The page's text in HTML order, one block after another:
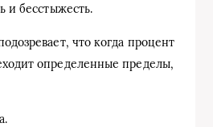
и бесстыжесть.
что когда процент
определенные пределы,